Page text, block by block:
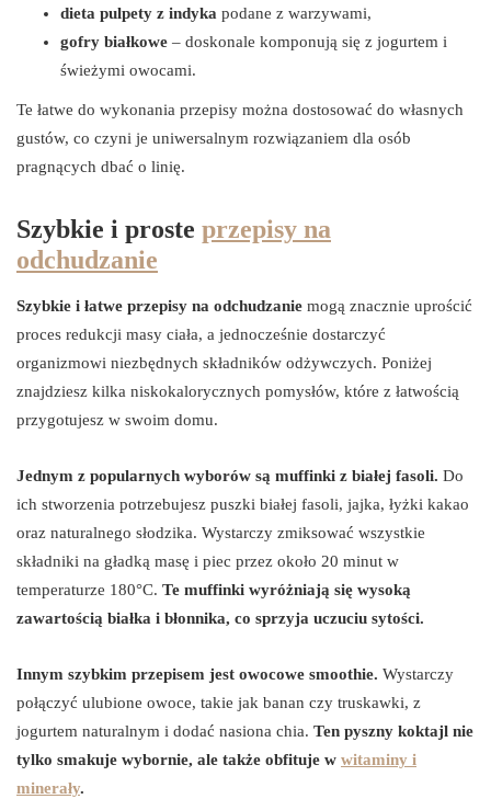
dieta pulpety z indyka podane z warzywami,
gofry białkowe – doskonale komponują się z jogurtem i
świeżymi owocami.
Te łatwe do wykonania przepisy można dostosować do własnych
gustów, co czyni je uniwersalnym rozwiązaniem dla osób
pragnących dbać o linię.
Szybkie i proste przepisy na
odchudzanie
Szybkie i łatwe przepisy na odchudzanie mogą znacznie uprościć
proces redukcji masy ciała, a jednocześnie dostarczyć
organizmowi niezbędnych składników odżywczych. Poniżej
znajdziesz kilka niskokalorycznych pomysłów, które z łatwością
przygotujesz w swoim domu.
Jednym z popularnych wyborów są muffinki z białej fasoli. Do
ich stworzenia potrzebujesz puszki białej fasoli, jajka, łyżki kakao
oraz naturalnego słodzika. Wystarczy zmiksować wszystkie
składniki na gładką masę i piec przez około 20 minut w
temperaturze 180°C. Te muffinki wyróżniają się wysoką
zawartością białka i błonnika, co sprzyja uczuciu sytości.
Innym szybkim przepisem jest owocowe smoothie. Wystarczy
połączyć ulubione owoce, takie jak banan czy truskawki, z
jogurtem naturalnym i dodać nasiona chia. Ten pyszny koktajl nie
tylko smakuje wybornie, ale także obfituje w witaminy i
minerały.